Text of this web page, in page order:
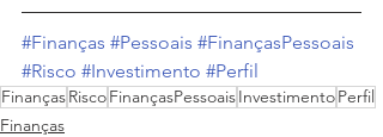
#Finanças #Pessoais #FinançasPessoais
#Risco #Investimento #Perfil
FinançasRiscoFinançasPessoaisInvestimentoPerfil
Finanças